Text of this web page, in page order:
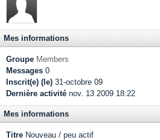
Mes informations
Groupe Members
Messages 0
Inscrit(e) (le) 31-octobre 09
Dernière activité nov. 13 2009 18:22
Mes informations
Titre Nouveau / peu actif